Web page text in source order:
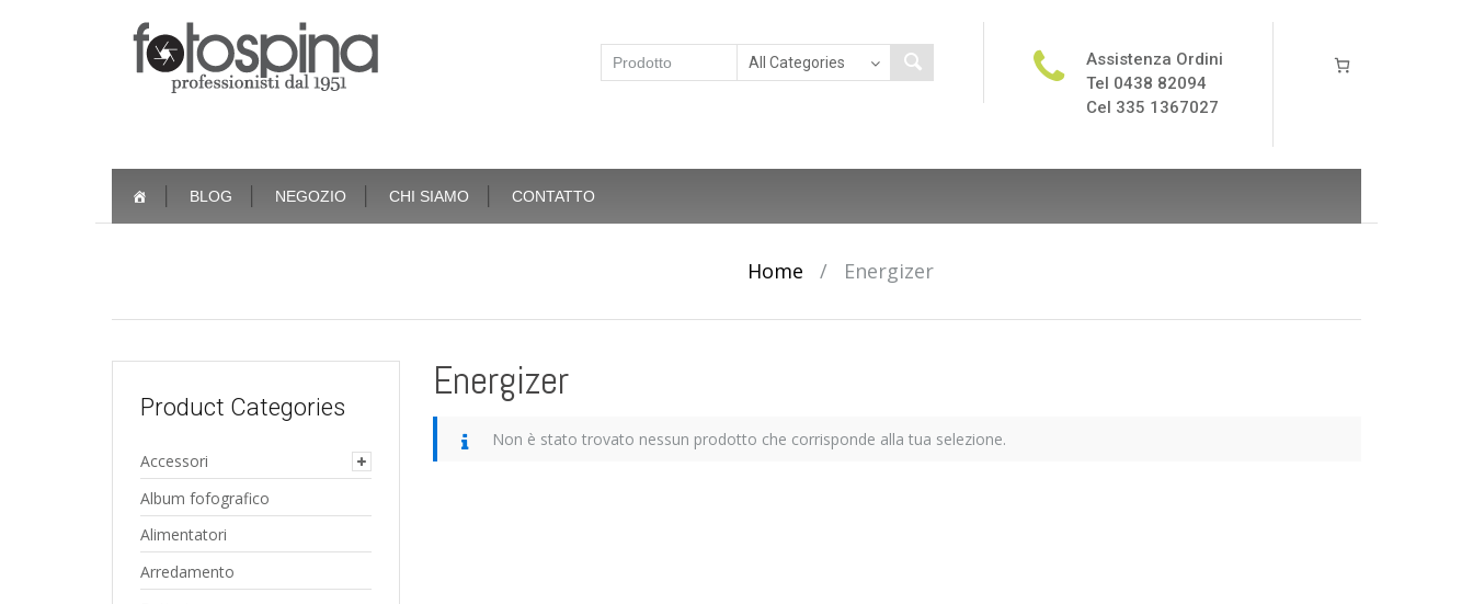
Assistenza Ordini
Tel 0438 82094
Cel 335 1367027
content
BLOG NEGOZIO CHI SIAMO CONTATTO
Home / Energizer
Energizer
Non è stato trovato nessun prodotto che corrisponde alla tua selezione.
Product Categories
Accessori
Album fofografico
Alimentatori
Arredamento